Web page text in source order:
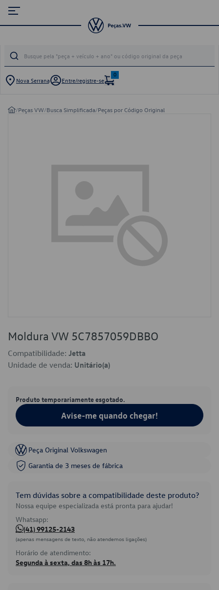
Nova Serrana Entre/registre-se
0
/Peças VW/Busca Simplificada/Peças por Código Original
Moldura VW 5C7857059DBBO
Compatibilidade: Jetta
Unidade de venda: Unitário(a)
Produto temporariamente esgotado.
Avise-me quando chegar!
Peça Original Volkswagen
Garantia de 3 meses de fábrica
Tem dúvidas sobre a compatibilidade deste produto?
Nossa equipe especializada está pronta para ajudar!
Whatsapp:
(41) 99125-2143
(apenas mensagens de texto, não atendemos ligações)
Horário de atendimento:
Segunda à sexta, das 8h às 17h.